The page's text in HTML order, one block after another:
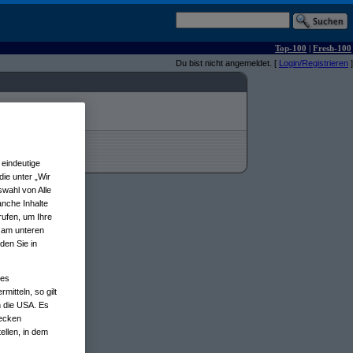
Top-100 | Fresh-100
Du bist nicht angemeldet. [ Login/Registrieren ]
unter „Wir
von Alle
Inhalte
um Ihre
unteren
Sie in
so gilt
die USA. Es
in dem